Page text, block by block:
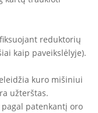
reduktorių
kaip paveikslėlyje).
kuro mišiniui
užterštas.
patenkantį oro